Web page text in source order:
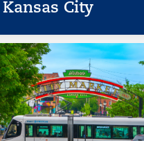
Kansas City